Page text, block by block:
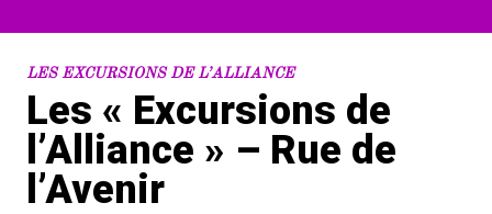
RECENT POSTS
1.
Devenez bénévole à l’Alliance
Internationale
L’Alliance Internationale au
LES EXCURSIONS DE L’ALLIANCE
Les « Excursions de
l’Alliance » – Rue de
l’Avenir